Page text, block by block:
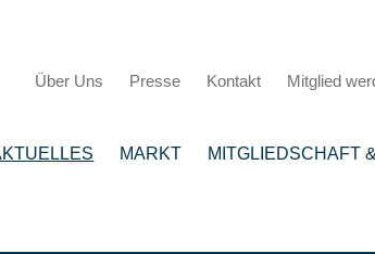
Über Uns Presse Kontakt Mitglied
MARKT MITGLIEDSCHAFT